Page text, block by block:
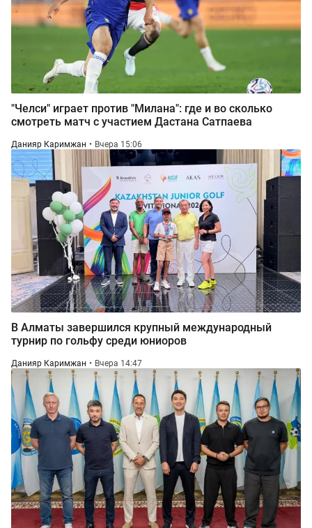
"Челси" играет против "Милана": где и во сколько
смотреть матч с участием Дастана Сатпаева
Данияр Каримжан Вчера 15:06
В Алматы завершился крупный международный
турнир по гольфу среди юниоров
Данияр Каримжан Вчера 14:47